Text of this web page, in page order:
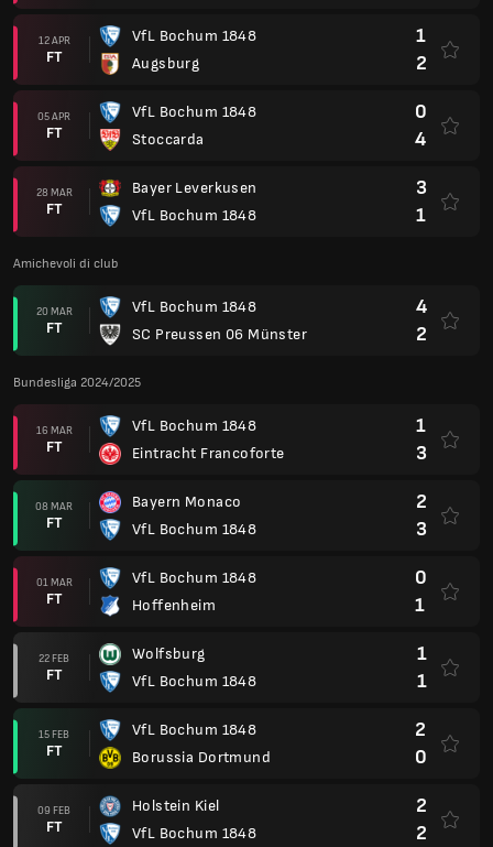
12 APR
FT
VfL Bochum 1848
Augsburg
1
2
05 APR
FT
VfL Bochum 1848
Stoccarda
0
4
28 MAR
FT
Bayer Leverkusen
VfL Bochum 1848
3
1
Amichevoli di club
20 MAR
FT
VfL Bochum 1848
SC Preussen 06 Münster
4
2
Bundesliga 2024/2025
16 MAR
FT
VfL Bochum 1848
Eintracht Francoforte
1
3
08 MAR
FT
Bayern Monaco
VfL Bochum 1848
2
3
01 MAR
FT
VfL Bochum 1848
Hoffenheim
0
1
22 FEB
FT
Wolfsburg
VfL Bochum 1848
1
1
15 FEB
FT
VfL Bochum 1848
Borussia Dortmund
2
0
09 FEB
FT
Holstein Kiel
VfL Bochum 1848
2
2